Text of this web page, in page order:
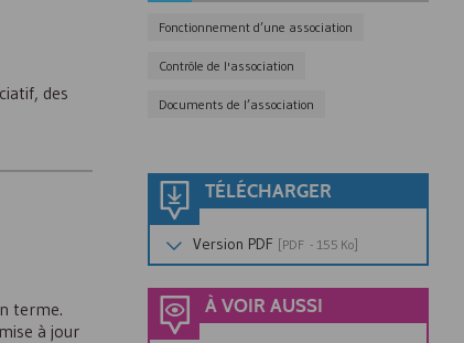
des
terme.
à jour
Fonctionnement d’une association
Contrôle de l'association
Documents de l’association
TÉLÉCHARGER
Version PDF [PDF - 155 Ko]
À VOIR AUSSI